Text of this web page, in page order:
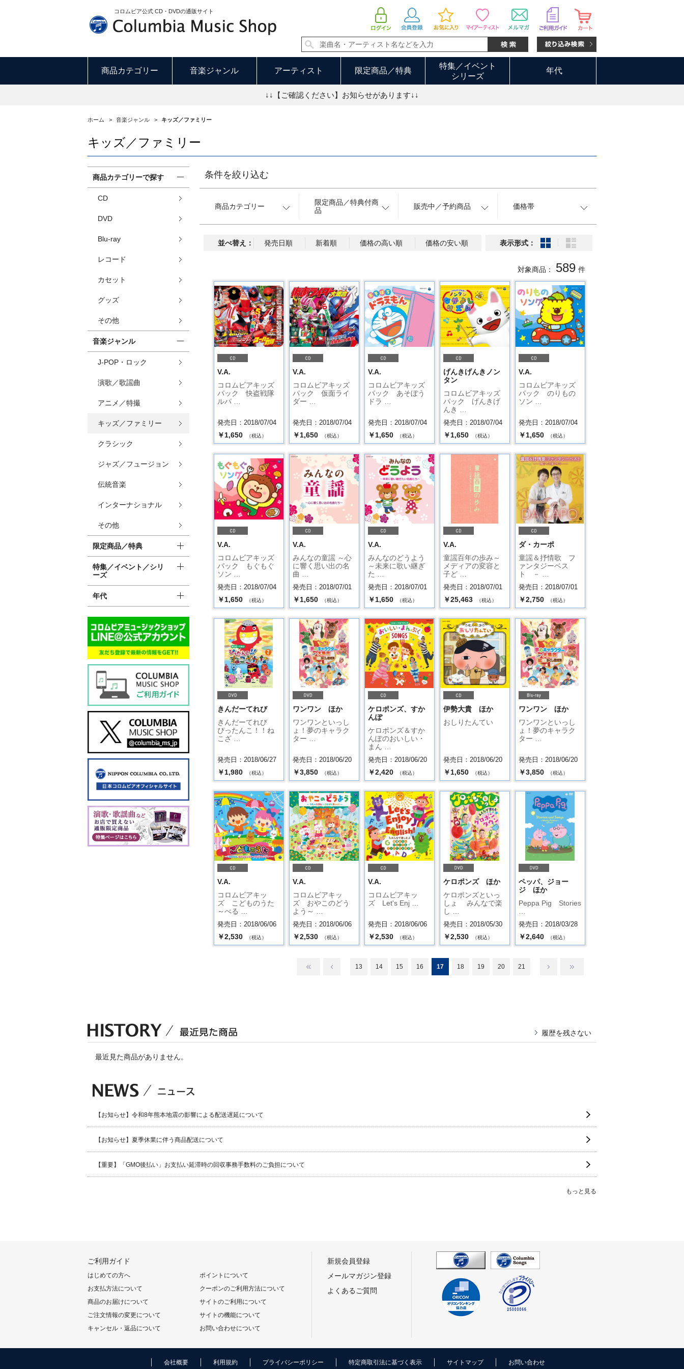
コロムビア公式 CD・DVDの通販サイト
商品カテゴリー 音楽ジャンル アーティスト 限定商品／特典
特集／イベント
シリーズ
年代
↓↓【ご確認ください】お知らせがあります↓↓
ホーム > 音楽ジャンル > キッズ／ファミリー
キッズ／ファミリー
条件を絞り込む
商品カテゴリー
限定商品／特典付商
品
販売中／予約商品 価格帯
並べ替え： 発売日順 新着順 価格の高い順 価格の安い順 表示形式：
対象商品： 589 件
V.A.
コロムビアキッズ
パック 快盗戦隊
ルパ …
発売日：2018/07/04
￥1,650 （税込）
V.A.
コロムビアキッズ
パック 仮面ライ
ダー …
発売日：2018/07/04
￥1,650 （税込）
V.A.
コロムビアキッズ
パック あそぼう
ドラ …
発売日：2018/07/04
￥1,650 （税込）
げんきげんきノン
タン
コロムビアキッズ
パック げんきげ
んき …
発売日：2018/07/04
￥1,650 （税込）
V.A.
コロムビアキッズ
パック のりもの
ソン …
発売日：2018/07/04
￥1,650 （税込）
V.A.
コロムビアキッズ
パック もぐもぐ
ソン …
発売日：2018/07/04
￥1,650 （税込）
V.A.
みんなの童謡 ～心
に響く思い出の名
曲 …
発売日：2018/07/01
￥1,650 （税込）
V.A.
みんなのどうよう
～未来に歌い継ぎ
た …
発売日：2018/07/01
￥1,650 （税込）
V.A.
童謡百年の歩み～
メディアの変容と
子ど …
発売日：2018/07/01
￥25,463 （税込）
ダ・カーポ
童謡＆抒情歌 フ
ァンタジーベス
ト － …
発売日：2018/07/01
￥2,750 （税込）
きんだーてれび
きんだーてれび
ぴったんこ！！ね
こざ …
発売日：2018/06/27
￥1,980 （税込）
ワンワン ほか
ワンワンといっし
ょ！夢のキャラク
ター …
発売日：2018/06/20
￥3,850 （税込）
ケロポンズ、すか
んぽ
ケロポンズ＆すか
んぽのおいしい・
まん …
発売日：2018/06/20
￥2,420 （税込）
伊勢大貴 ほか
おしりたんてい
発売日：2018/06/20
￥1,650 （税込）
ワンワン ほか
ワンワンといっし
ょ！夢のキャラク
ター …
発売日：2018/06/20
￥3,850 （税込）
V.A.
コロムビアキッ
ズ こどものうた
～べる …
発売日：2018/06/06
￥2,530 （税込）
V.A.
コロムビアキッ
ズ おやこのどう
よう～ …
発売日：2018/06/06
￥2,530 （税込）
V.A.
コロムビアキッ
ズ Let's Enj …
発売日：2018/06/06
￥2,530 （税込）
ケロポンズ ほか
ケロポンズといっ
しょ みんなで楽
し …
発売日：2018/05/30
￥2,530 （税込）
ペッパ、ジョー
ジ ほか
Peppa Pig Stories
発売日：2018/03/28
￥2,640 （税込）
13 14 15 16 17 18 19 20 21
商品カテゴリーで探す
CD
DVD
Blu-ray
レコード
カセット
グッズ
その他
音楽ジャンル
J-POP・ロック
演歌／歌謡曲
アニメ／特撮
キッズ／ファミリー
クラシック
ジャズ／フュージョン
伝統音楽
インターナショナル
その他
限定商品／特典
特集／イベント／シリ
ーズ
年代
最近見た商品がありません。
履歴を残さない
【お知らせ】令和8年熊本地震の影響による配送遅延について
【お知らせ】夏季休業に伴う商品配送について
【重要】「GMO後払い」お支払い延滞時の回収事務手数料のご負担について
もっと見る
ご利用ガイド
はじめての方へ
お支払方法について
商品のお届けについて
ご注文情報の変更について
キャンセル・返品について
ポイントについて
クーポンのご利用方法について
サイトのご利用について
サイトの機能について
お問い合わせについて
新規会員登録
メールマガジン登録
よくあるご質問
会社概要 利用規約 プライバシーポリシー 特定商取引法に基づく表示 サイトマップ お問い合わせ